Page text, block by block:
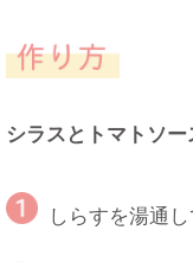
シラスとトマトソ
しらすを湯通